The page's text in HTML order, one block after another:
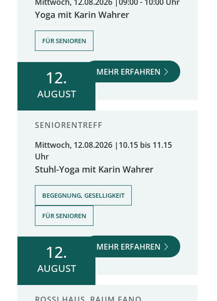
Yoga mit Karin Wahrer
FÜR SENIOREN
MEHR ERFAHREN
12.
AUGUST
SENIORENTREFF
Mittwoch, 12.08.2026 | 10.15 bis 11.15
Uhr
Stuhl-Yoga mit Karin Wahrer
BEGEGNUNG, GESELLIGKEIT
FÜR SENIOREN
MEHR ERFAHREN
12.
AUGUST